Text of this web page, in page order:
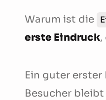
Warum ist die
erste Eindruck,
Ein guter
Besucher